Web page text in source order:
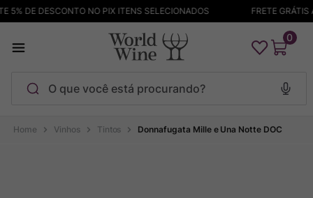
DE DESCONTO NO PIX ITENS SELECIONADOS FRETE GRÁTIS
0
Vinhos Tintos Donnafugata Mille e Una Notte DOC
Termos mais buscados